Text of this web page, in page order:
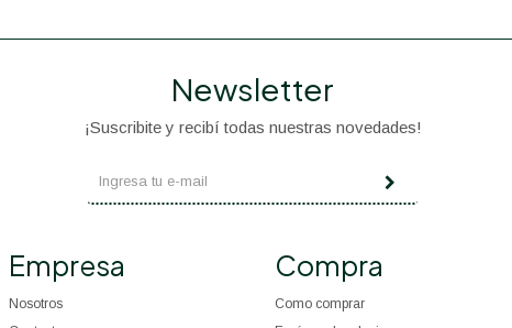
Empresa
Nosotros
Compra
Como comprar
Newsletter
¡Suscribite y recibí todas nuestras novedades!